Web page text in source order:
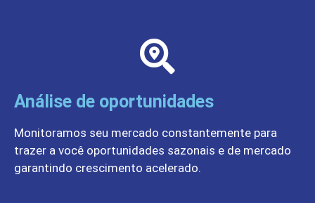
Análise de oportunidades
Monitoramos seu mercado constantemente para
trazer a você oportunidades sazonais e de mercado
garantindo crescimento acelerado.